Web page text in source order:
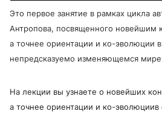
Это первое занятие в рамках цикла
Антропова, посвященного новейшим
а точнее ориентации и ко-эволюции
непредсказуемо изменяющемся
На лекции вы узнаете о новейших
а точнее ориентации и ко-